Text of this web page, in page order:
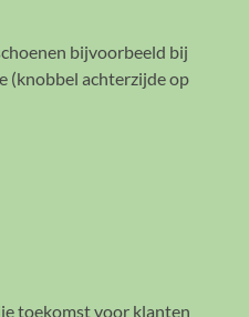
bijvoorbeeld bij
(knobbel achterzijde op
toekomst voor klanten